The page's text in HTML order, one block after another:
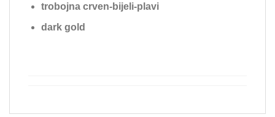
trobojna crven-bijeli-plavi
dark gold